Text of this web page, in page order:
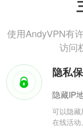
使用AndyVPN有
访问
隐私
隐藏IP
可以隐
在线活动。